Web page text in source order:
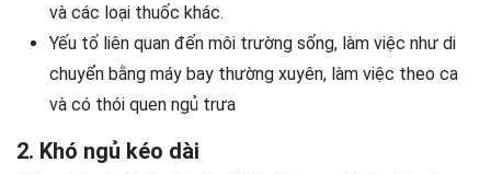
và các loại thuốc khác.
Yếu tố liên quan đến môi trường sống, làm việc như di
chuyển bằng máy bay thường xuyên, làm việc theo ca
và có thói quen ngủ trưa
2. Khó ngủ kéo dài